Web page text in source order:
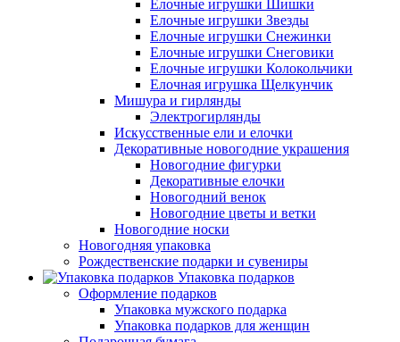
Елочные игрушки Шишки
Елочные игрушки Звезды
Елочные игрушки Снежинки
Елочные игрушки Снеговики
Елочные игрушки Колокольчики
Елочная игрушка Щелкунчик
Мишура и гирлянды
Электрогирлянды
Искусственные ели и елочки
Декоративные новогодние украшения
Новогодние фигурки
Декоративные елочки
Новогодний венок
Новогодние цветы и ветки
Новогодние носки
Новогодняя упаковка
Рождественские подарки и сувениры
Упаковка подарков
Оформление подарков
Упаковка мужского подарка
Упаковка подарков для женщин